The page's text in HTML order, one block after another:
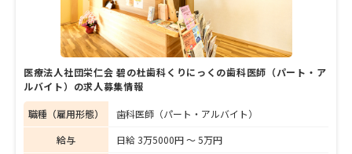
医療法人社団栄仁会 碧の杜歯科くりにっくの歯科医師（パート・ア
ルバイト）の求人募集情報
職種（雇用形態）
歯科医師（パート・アルバイト）
給与
日給 3万5000円 〜 5万円